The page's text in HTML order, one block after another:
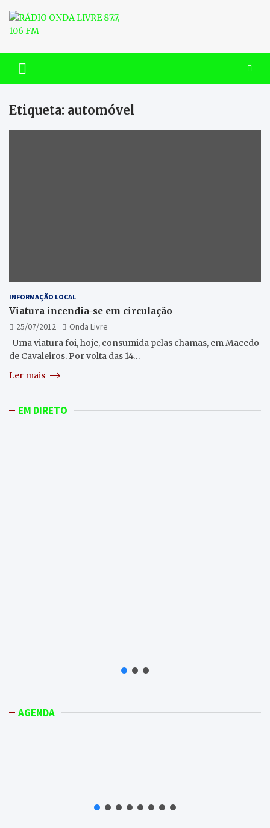
content
RÁDIO ONDA LIVRE 87.7, 106
FM
Etiqueta: automóvel
INFORMAÇÃO LOCAL
Viatura incendia-se em circulação
25/07/2012
Onda Livre
Uma viatura foi, hoje, consumida pelas chamas, em Macedo
de Cavaleiros. Por volta das 14…
Ler mais
EM DIRETO
AGENDA